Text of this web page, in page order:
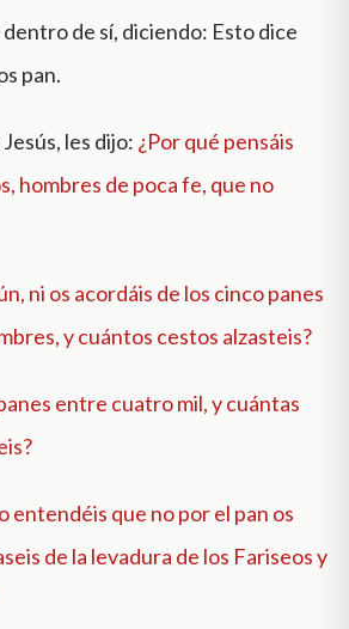
de sí, diciendo: Esto dice
pan.
les dijo: ¿Por qué pensáis
hombres de poca fe, que no
ni os acordáis de los cinco panes
y cuántos cestos alzasteis?
entre cuatro mil, y cuántas
entendéis que no por el pan os
de la levadura de los Fariseos y